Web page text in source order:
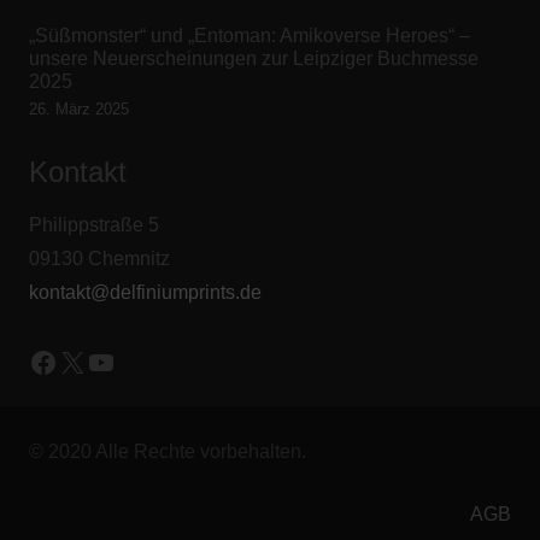
„Süßmonster“ und „Entoman: Amikoverse Heroes“ –
unsere Neuerscheinungen zur Leipziger Buchmesse
2025
26. März 2025
Kontakt
Philippstraße 5
09130 Chemnitz
kontakt@delfiniumprints.de
Facebook
X YouTube
AGB